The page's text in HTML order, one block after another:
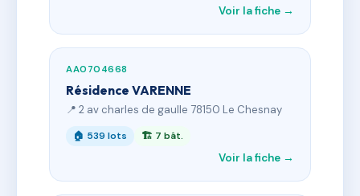
Voir la fiche →
AA0704668
Résidence VARENNE
📍 2 av charles de gaulle 78150 Le Chesnay
🏠 539 lots 🏗 7 bât.
Voir la fiche →